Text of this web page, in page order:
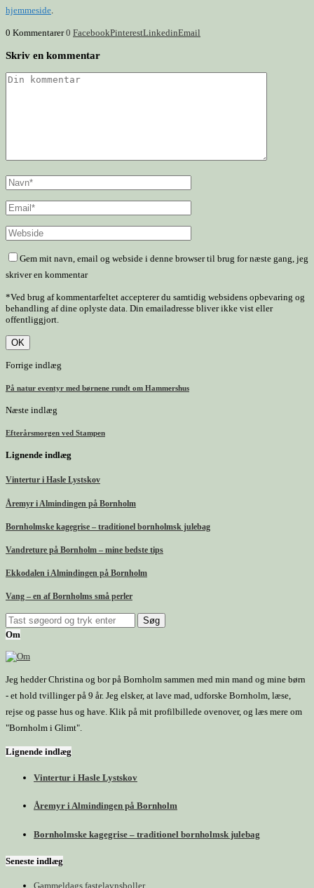
hjemmeside
0 Kommentarer 0 FacebookPinterestLinkedinEmail
Skriv en kommentar
Gem mit navn, email og webside i denne browser til brug for næste gang, jeg
skriver en kommentar
*Ved brug af kommentarfeltet accepterer du samtidig websidens opbevaring og
behandling af dine oplyste data. Din emailadresse bliver ikke vist eller
offentliggjort.
Forrige indlæg
På natur eventyr med børnene rundt om Hammershus
Næste indlæg
Efterårsmorgen ved Stampen
Lignende indlæg
Vintertur i Hasle Lystskov
Åremyr i Almindingen på Bornholm
Bornholmske kagegrise – traditionel bornholmsk julebag
Vandreture på Bornholm – mine bedste tips
Ekkodalen i Almindingen på Bornholm
Vang – en af Bornholms små perler
Om
Jeg hedder Christina og bor på Bornholm sammen med min mand og mine børn
- et hold tvillinger på 9 år. Jeg elsker, at lave mad, udforske Bornholm, læse,
rejse og passe hus og have. Klik på mit profilbillede ovenover, og læs mere om
"Bornholm i Glimt".
Lignende indlæg
Vintertur i Hasle Lystskov
Åremyr i Almindingen på Bornholm
Bornholmske kagegrise – traditionel bornholmsk julebag
Seneste indlæg
Gammeldags fastelavnsboller